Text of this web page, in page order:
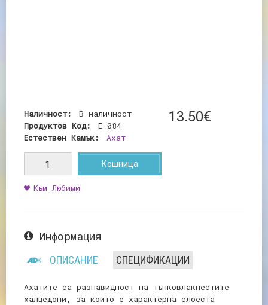
Наличност:
В наличност
Продуктов Код:
E-084
Естествен Камък:
Ахат
13.50€
Кошница
Към Любими
Информация
ОПИСАНИЕ СПЕЦИФИКАЦИИ
Ахатите са разнавидност на тънковлакнестите
халцедони, за които е характерна слоеста